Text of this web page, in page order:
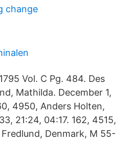
change
Vol. C Pg. 484. Des
Mathilda. December 1,
4950, Anders Holten,
21:24, 04:17. 162, 4515,
Denmark, M 55-